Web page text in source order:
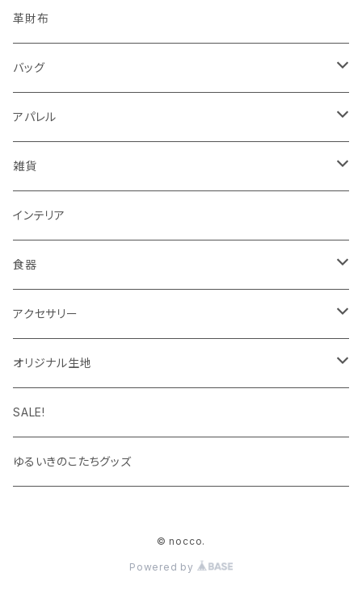
レターセット・メモ
シール・ステッカー・マスキングテープ
スタンプ・はんこ
ノート・手帳・カレンダー
ラッピングペーパー・封筒
インク
手帳型ケース
グリップ型ケース
スマホリング
マルチクロス（メガネ拭き）
革財布
バッグ
トートバッグ・ランチバッグ
がま口バッグ
アパレル
Tシャツ
ワンピース
タイツ・レギンス
靴下
パーカー
キャップ・ハット
キッズサイズ
雑貨
ポーチ
トートバッグ
ケース
キーホルダー
ハンカチ
インテリア
食器
マグカップ
カップ＆ソーサー
アクセサリー
ブローチ
オリジナル生地
オックスフォード
シーチング
SALE!
ゆるいきのこたちグッズ
© nocco.
Powered by